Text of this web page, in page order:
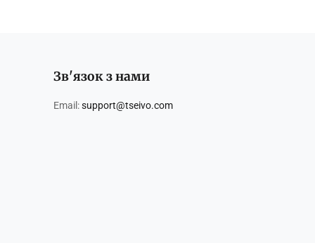
Зв'язок з нами
Email:support@tseivo.com